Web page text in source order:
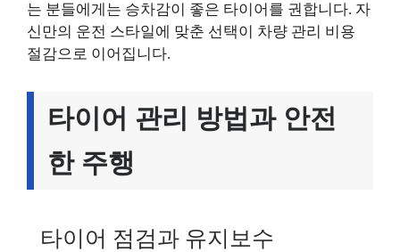
는 분들에게는 승차감이 좋은 타이어를 권합니다. 자
신만의 운전 스타일에 맞춘 선택이 차량 관리 비용
절감으로 이어집니다.
타이어 관리 방법과 안전
한 주행
타이어 점검과 유지보수